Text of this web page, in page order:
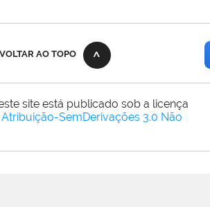
VOLTAR AO TOPO
site está publicado sob a licença
SemDerivações 3.0 Não